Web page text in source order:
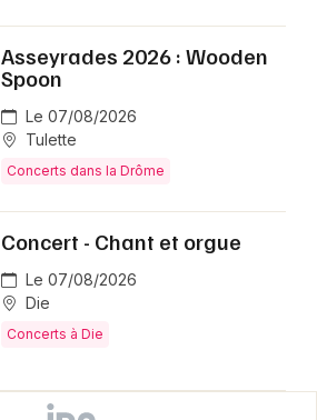
Asseyrades 2026 : Wooden
Spoon
Le 07/08/2026
Tulette
Concerts dans la Drôme
Concert - Chant et orgue
Le 07/08/2026
Die
Concerts à Die